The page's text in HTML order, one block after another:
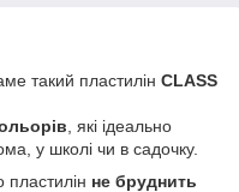
такий пластилін CLASS
, які ідеально
у школі чи в садочку.
не бруднить